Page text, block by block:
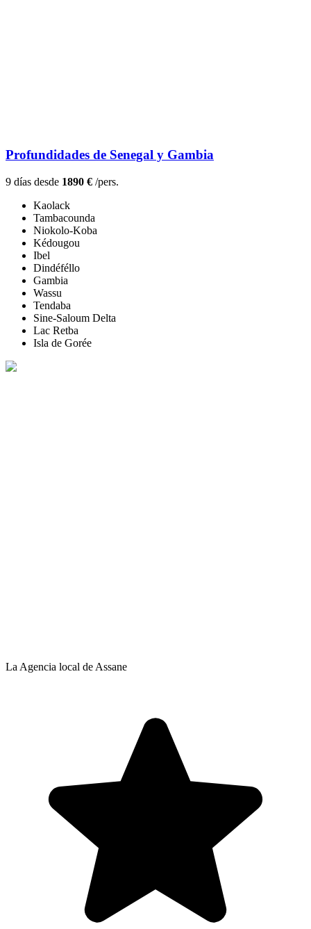
Profundidades de Senegal y Gambia
9 días desde 1890 € /pers.
Kaolack
Tambacounda
Niokolo-Koba
Kédougou
Ibel
Dindéféllo
Gambia
Wassu
Tendaba
Sine-Saloum Delta
Lac Retba
Isla de Gorée
La Agencia local de Assane